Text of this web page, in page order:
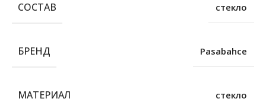
СОСТАВ стекло
БРЕНД Pasabahce
МАТЕРИАЛ стекло